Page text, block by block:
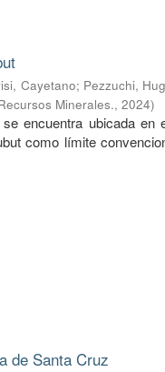
Cayetano; Pezzuchi,
Minerales.,2024)
encuentra ubicada en
como límite
de Santa Cruz